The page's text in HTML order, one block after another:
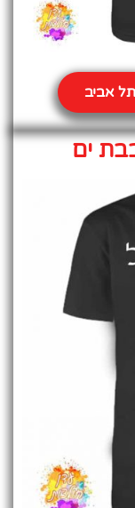
אביב
ים